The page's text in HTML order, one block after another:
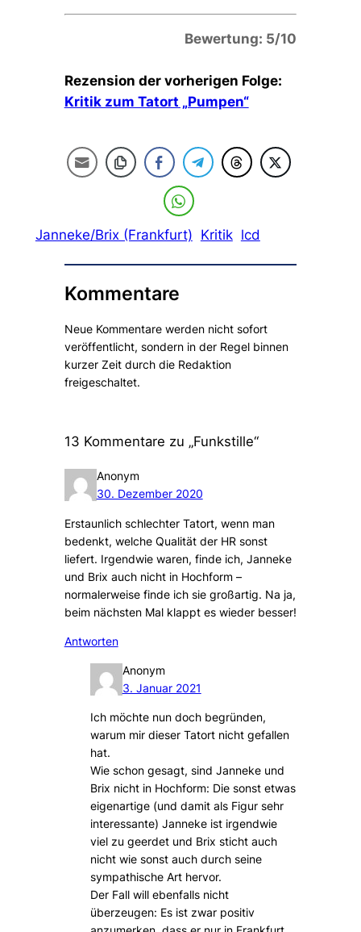
Bewertung: 5/10
Rezension der vorherigen Folge:
Kritik zum Tatort „Pumpen“
Janneke/Brix (Frankfurt) Kritik lcd
Kommentare
Neue Kommentare werden nicht sofort
veröffentlicht, sondern in der Regel binnen
kurzer Zeit durch die Redaktion
freigeschaltet.
13 Kommentare zu „Funkstille“
Anonym
30. Dezember 2020
Erstaunlich schlechter Tatort, wenn man
bedenkt, welche Qualität der HR sonst
liefert. Irgendwie waren, finde ich, Janneke
und Brix auch nicht in Hochform –
normalerweise finde ich sie großartig. Na ja,
beim nächsten Mal klappt es wieder besser!
Antworten
Anonym
3. Januar 2021
Ich möchte nun doch begründen,
warum mir dieser Tatort nicht gefallen
hat.
Wie schon gesagt, sind Janneke und
Brix nicht in Hochform: Die sonst etwas
eigenartige (und damit als Figur sehr
interessante) Janneke ist irgendwie
viel zu geerdet und Brix sticht auch
nicht wie sonst auch durch seine
sympathische Art hervor.
Der Fall will ebenfalls nicht
überzeugen: Es ist zwar positiv